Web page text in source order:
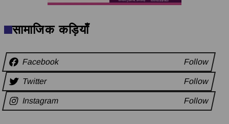
सामाजिक कड़ियाँ
Facebook Follow
Twitter Follow
Instagram Follow